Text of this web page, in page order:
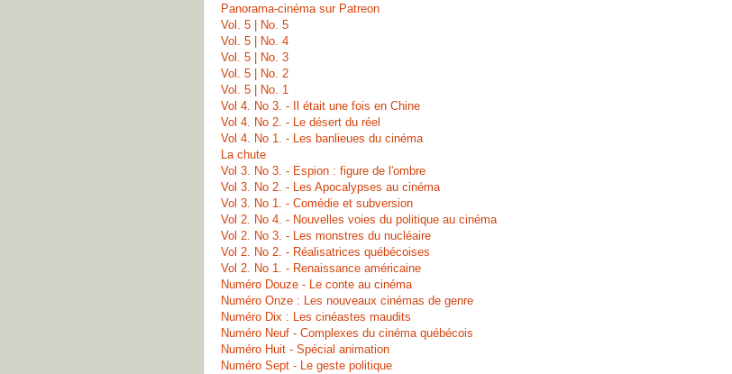
Panorama-cinéma sur Patreon
Vol. 5 | No. 5
Vol. 5 | No. 4
Vol. 5 | No. 3
Vol. 5 | No. 2
Vol. 5 | No. 1
Vol 4. No 3. - Il était une fois en Chine
Vol 4. No 2. - Le désert du réel
Vol 4. No 1. - Les banlieues du cinéma
La chute
Vol 3. No 3. - Espion : figure de l'ombre
Vol 3. No 2. - Les Apocalypses au cinéma
Vol 3. No 1. - Comédie et subversion
Vol 2. No 4. - Nouvelles voies du politique au cinéma
Vol 2. No 3. - Les monstres du nucléaire
Vol 2. No 2. - Réalisatrices québécoises
Vol 2. No 1. - Renaissance américaine
Numéro Douze - Le conte au cinéma
Numéro Onze : Les nouveaux cinémas de genre
Numéro Dix : Les cinéastes maudits
Numéro Neuf - Complexes du cinéma québécois
Numéro Huit - Spécial animation
Numéro Sept - Le geste politique